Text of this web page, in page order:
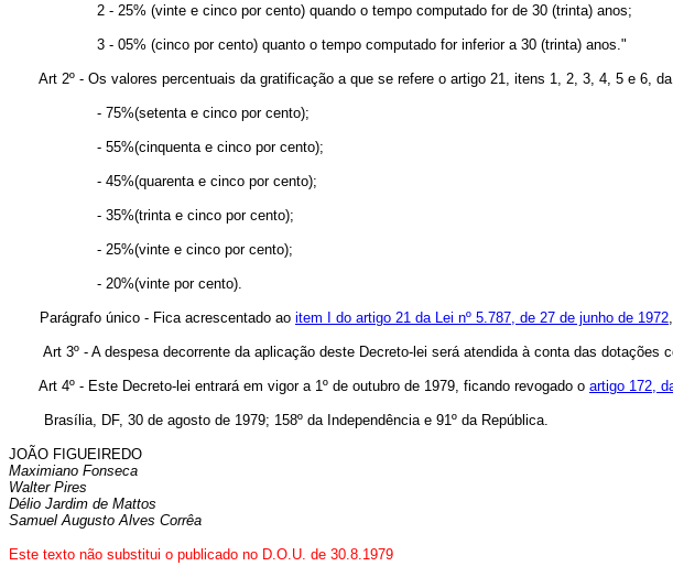
2 - 25% (vinte e cinco por cento) quando o tempo computado for de 30 (trinta) anos;
3 - 05% (cinco por cento) quanto o tempo computado for inferior a 30 (trinta) anos."
Art 2º - Os valores percentuais da gratificação a que se refere o artigo 21, itens 1, 2, 3, 4, 5 e 6, da
- 75%(setenta e cinco por cento);
- 55%(cinquenta e cinco por cento);
- 45%(quarenta e cinco por cento);
- 35%(trinta e cinco por cento);
- 25%(vinte e cinco por cento);
- 20%(vinte por cento).
Parágrafo único - Fica acrescentado ao item I do artigo 21 da Lei nº 5.787, de 27 de junho de 1972
Art 3º - A despesa decorrente da aplicação deste Decreto-lei será atendida à conta das dotações
Art 4º - Este Decreto-lei entrará em vigor a 1º de outubro de 1979, ficando revogado o artigo 172,
Brasília, DF, 30 de agosto de 1979; 158º da Independência e 91º da República.
JOÃO FIGUEIREDO
Maximiano Fonseca
Walter Pires
Délio Jardim de Mattos
Samuel Augusto Alves Corrêa
Este texto não substitui o publicado no D.O.U. de 30.8.1979